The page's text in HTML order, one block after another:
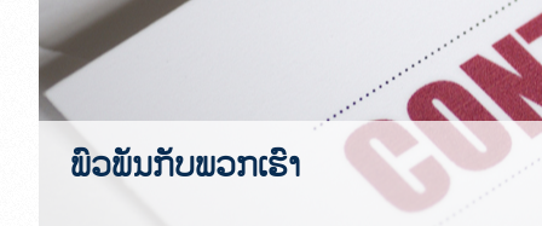
ພົວພັນກັບພວກເຮົາ